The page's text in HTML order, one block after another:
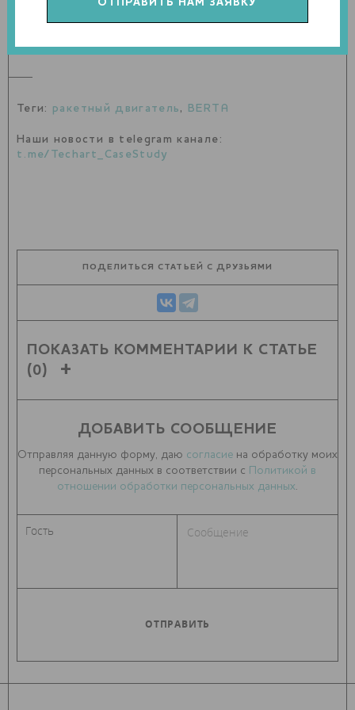
технологиями аддитивного производства более крупных
двигателей-демонстраторов на криогенном топливе,
таких как Prometheus и ETID.
Теги: ракетный двигатель , BERTA
Наши новости в telegram канале:
t.me/Techart_CaseStudy
ПОДЕЛИТЬСЯ СТАТЬЕЙ С ДРУЗЬЯМИ
ПОКАЗАТЬ КОММЕНТАРИИ К СТАТЬЕ
(0)
ДОБАВИТЬ СООБЩЕНИЕ
Отправляя данную форму, даю согласие на обработку моих
персональных данных в соответствии с
Политикой в
отношении обработки персональных данных.